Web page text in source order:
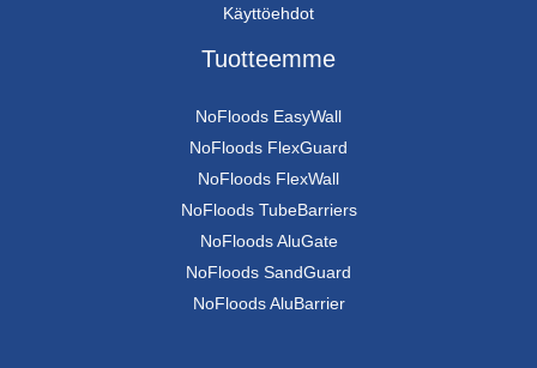
Käyttöehdot
Tuotteemme
NoFloods EasyWall
NoFloods FlexGuard
NoFloods FlexWall
NoFloods TubeBarriers
NoFloods AluGate
NoFloods SandGuard
NoFloods AluBarrier